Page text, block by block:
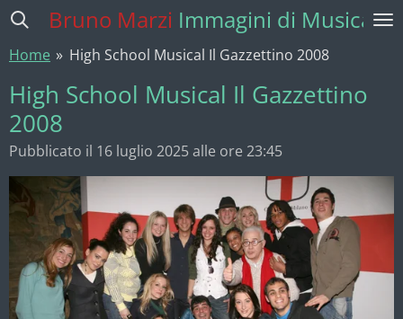
Vai
contenuto
principale
Bruno Marzi Immagini di Musica
Home » High School Musical Il Gazzettino 2008
High School Musical Il Gazzettino
2008
Pubblicato il 16 luglio 2025 alle ore 23:45